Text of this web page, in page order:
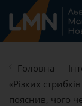
Головна
«Різких
пояснив, чого